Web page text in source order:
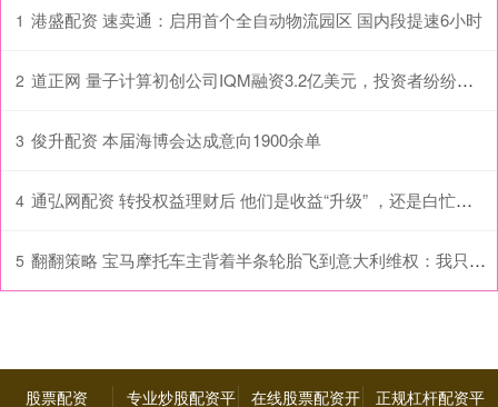
1 港盛配资 速卖通：启用首个全自动物流园区 国内段提速6小时
2 道正网 量子计算初创公司IQM融资3.2亿美元，投资者纷纷涌入该领域
3 俊升配资 本届海博会达成意向1900余单
4 通弘网配资 转投权益理财后 他们是收益“升级” ，还是白忙一场？
5 翻翻策略 宝马摩托车主背着半条轮胎飞到意大利维权：我只要一个公平
股票配资 专业炒股配资平 在线股票配资开 正规杠杆配资平